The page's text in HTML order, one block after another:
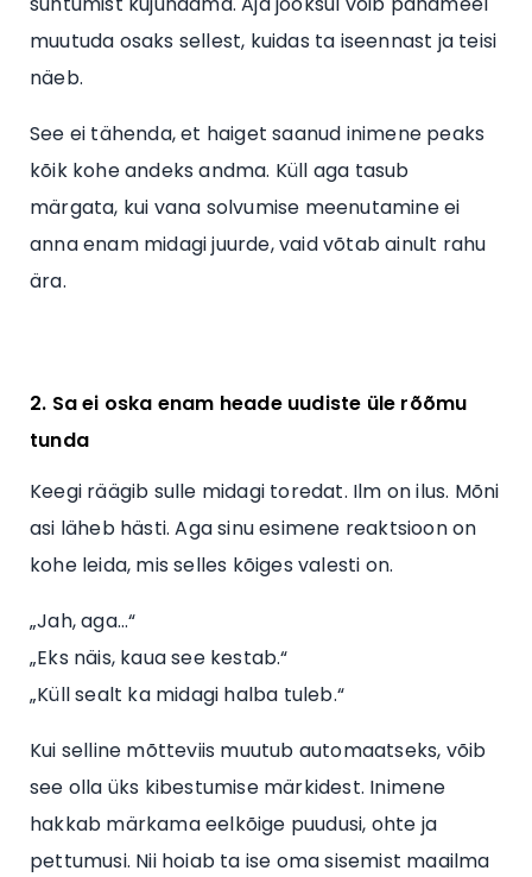
muutuda osaks sellest, kuidas ta iseennast ja teisi
näeb.
See ei tähenda, et haiget saanud inimene peaks
kõik kohe andeks andma. Küll aga tasub
märgata, kui vana solvumise meenutamine ei
anna enam midagi juurde, vaid võtab ainult rahu
ära.
2. Sa ei oska enam heade uudiste üle rõõmu
tunda
Keegi räägib sulle midagi toredat. Ilm on ilus. Mõni
asi läheb hästi. Aga sinu esimene reaktsioon on
kohe leida, mis selles kõiges valesti on.
„Jah, aga…“
„Eks näis, kaua see kestab.“
„Küll sealt ka midagi halba tuleb.“
Kui selline mõtteviis muutub automaatseks, võib
see olla üks kibestumise märkidest. Inimene
hakkab märkama eelkõige puudusi, ohte ja
pettumusi. Nii hoiab ta ise oma sisemist maailma